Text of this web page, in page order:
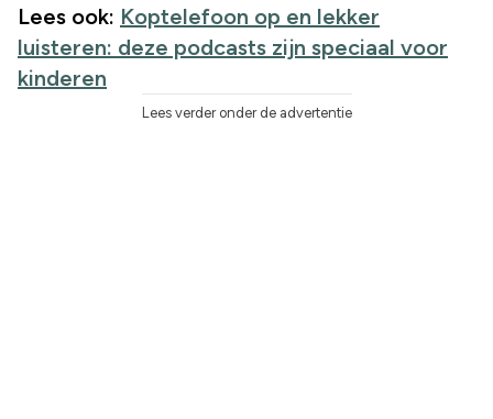
Lees ook: Koptelefoon op en lekker
luisteren: deze podcasts zijn speciaal voor
kinderen
Lees verder onder de advertentie